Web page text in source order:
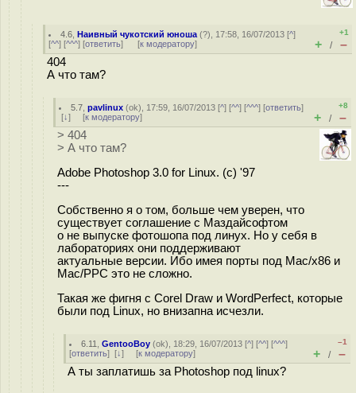
4.6 ,Наивный чукотский юноша (?), 17:58, 16/07/2013 [^]
[^^] [^^^] [ответить] [к модератору]
+1
+ / –
404
А что там?
5.7 ,pavlinux (ok), 17:59, 16/07/2013 [^] [^^] [^^^] [ответить]
[↓] [к модератору]
+8
+ / –
> 404
> А что там?
Adobe Photoshop 3.0 for Linux. (c) '97
---
Собственно я о том, больше чем уверен, что
существует соглашение с Маздайсофтом
о не выпуске фотошопа под линух. Но у себя в
лабораториях они поддерживают
актуальные версии. Ибо имея порты под Mac/x86 и
Mac/PPC это не сложно.
Такая же фигня с Corel Draw и WordPerfect, которые
были под Linux, но внизапна исчезли.
6.11 ,GentooBoy (ok), 18:29, 16/07/2013 [^] [^^] [^^^]
[ответить] [↓] [к модератору]
–1
+ / –
А ты заплатишь за Photoshop под linux?